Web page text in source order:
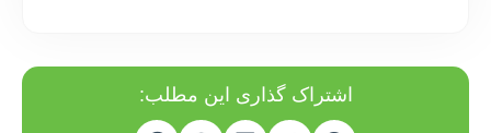
اشتراک گذاری این مطلب: